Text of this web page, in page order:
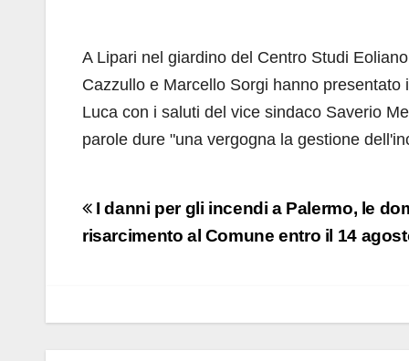
A Lipari nel giardino del Centro Studi
Cazzullo e Marcello Sorgi hanno
Luca con i saluti del vice sindaco Saverio
parole dure "una vergogna la gestione
Navigazione
articoli
I danni per gli incendi a Palermo, le
risarcimento al Comune entro il 14